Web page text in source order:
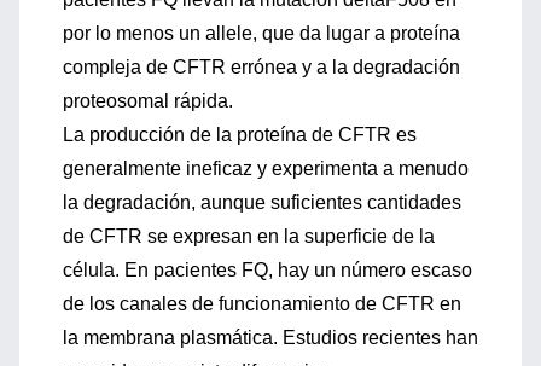
por lo menos un allele, que da lugar a proteína
compleja de CFTR errónea y a la degradación
proteosomal rápida.
La producción de la proteína de CFTR es
generalmente ineficaz y experimenta a menudo
la degradación, aunque suficientes cantidades
de CFTR se expresan en la superficie de la
célula. En pacientes FQ, hay un número escaso
de los canales de funcionamiento de CFTR en
la membrana plasmática. Estudios recientes han